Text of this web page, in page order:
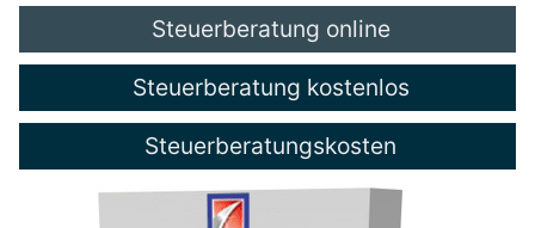
Steuerberatung online
Steuerberatung kostenlos
Steuerberatungskosten